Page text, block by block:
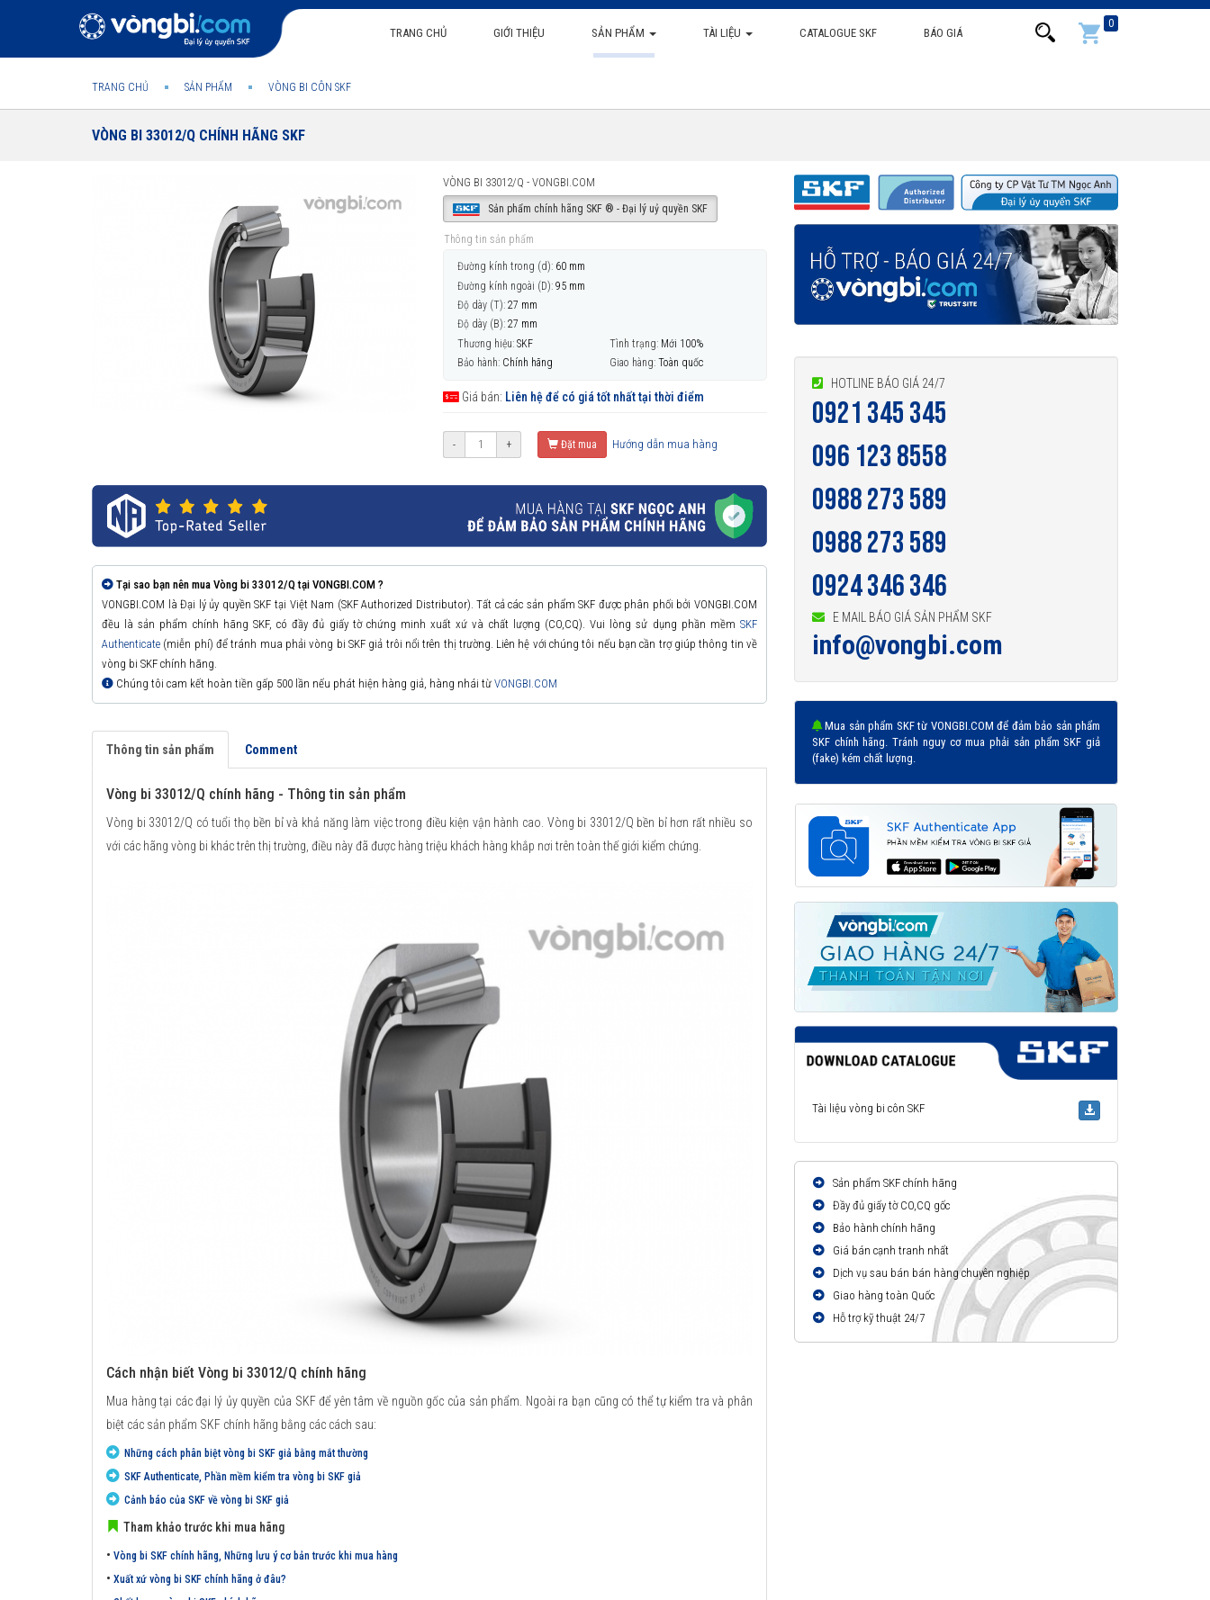
TRANG CHỦ GIỚI THIỆU SẢN PHẨM TÀI LIỆU CATALOGUE SKF BÁO GIÁ
0
TRANG CHỦ SẢN PHẨM VÒNG BI CÔN SKF
VÒNG BI 33012/Q CHÍNH HÃNG SKF
VÒNG BI 33012/Q - VONGBI.COM
Sản phẩm chính hãng SKF ® - Đại lý uỷ quyền SKF
Thông tin sản phẩm
Đường kính trong (d): 60 mm
Đường kính ngoài (D): 95 mm
Độ dày (T): 27 mm
Độ dày (B): 27 mm
Thương hiệu: SKF Tình trạng: Mới 100%
Bảo hành: Chính hãng Giao hàng: Toàn quốc
Giá bán: Liên hệ để có giá tốt nhất tại thời điểm
- + Đặt mua Hướng dẫn mua hàng
Tại sao bạn nên mua Vòng bi 33012/Q tại VONGBI.COM ?
VONGBI.COM là Đại lý ủy quyền SKF tại Việt Nam (SKF Authorized Distributor). Tất cả các sản phẩm SKF được phân phối bởi VONGBI.COM
đều là sản phẩm chính hãng SKF, có đầy đủ giấy tờ chứng minh xuất xứ và chất lượng (CO,CQ). Vui lòng sử dụng phần mềm SKF
Authenticate (miễn phí) để tránh mua phải vòng bi SKF giả trôi nổi trên thị trường. Liên hệ với chúng tôi nếu bạn cần trợ giúp thông tin về
vòng bi SKF chính hãng.
Chúng tôi cam kết hoàn tiền gấp 500 lần nếu phát hiện hàng giả, hàng nhái từ VONGBI.COM
Thông tin sản phẩm Comment
Vòng bi 33012/Q chính hãng - Thông tin sản phẩm
Vòng bi 33012/Q có tuổi thọ bền bỉ và khả năng làm việc trong điều kiện vận hành cao. Vòng bi 33012/Q bền bỉ hơn rất nhiều so
với các hãng vòng bi khác trên thị trường, điều này đã được hàng triệu khách hàng khắp nơi trên toàn thế giới kiểm chứng.
Cách nhận biết Vòng bi 33012/Q chính hãng
Mua hàng tại các đại lý ủy quyền của SKF để yên tâm về nguồn gốc của sản phẩm. Ngoài ra bạn cũng có thể tự kiểm tra và phân
biệt các sản phẩm SKF chính hãng bằng các cách sau:
Những cách phân biệt vòng bi SKF giả bằng mắt thường
SKF Authenticate, Phần mềm kiểm tra vòng bi SKF giả
Cảnh báo của SKF về vòng bi SKF giả
Tham khảo trước khi mua hãng
• Vòng bi SKF chính hãng, Những lưu ý cơ bản trước khi mua hàng
• Xuất xứ vòng bi SKF chính hãng ở đâu?
HOTLINE BÁO GIÁ 24/7
0921 345 345
096 123 8558
0988 273 589
0988 273 589
0924 346 346
E MAIL BÁO GIÁ SẢN PHẨM SKF
info@vongbi.com
Mua sản phẩm SKF từ VONGBI.COM để đảm bảo sản phẩm
SKF chính hãng. Tránh nguy cơ mua phải sản phẩm SKF giả
(fake) kém chất lượng.
Tài liệu vòng bi côn SKF
Sản phẩm SKF chính hãng
Đầy đủ giấy tờ CO,CQ gốc
Bảo hành chính hãng
Giá bán cạnh tranh nhất
Dịch vụ sau bán bán hàng chuyên nghiệp
Giao hàng toàn Quốc
Hỗ trợ kỹ thuật 24/7